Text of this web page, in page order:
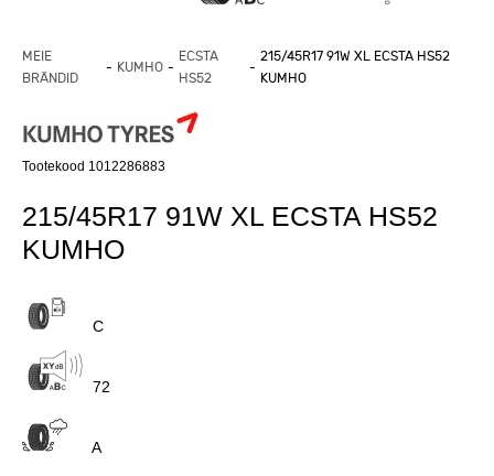
MEIE
BRÄNDID
KUMHO
ECSTA
HS52
215/45R17 91W XL ECSTA HS52
KUMHO
Tootekood 1012286883
215/45R17 91W XL ECSTA HS52
KUMHO
C
72
A